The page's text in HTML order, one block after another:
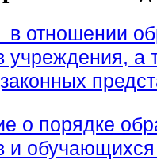
в отношении
учреждения,
о порядке
и